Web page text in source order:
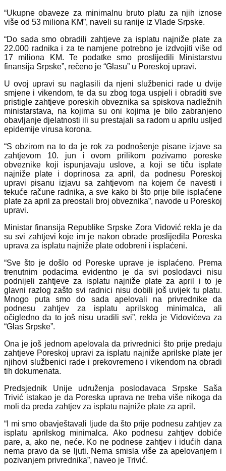
“Ukupne obaveze za minimalnu bruto platu za njih iznose
više od 53 miliona KM”, naveli su ranije iz Vlade Srpske.
“Do sada smo obradili zahtjeve za isplatu najniže plate za
22.000 radnika i za te namjene potrebno je izdvojiti više od
17 miliona KM. Te podatke smo proslijedili Ministarstvu
finansija Srpske”, rečeno je “Glasu” u Poreskoj upravi.
U ovoj upravi su naglasili da njeni službenici rade u dvije
smjene i vikendom, te da su zbog toga uspjeli i obraditi sve
pristigle zahtjeve poreskih obveznika sa spiskova nadležnih
ministarstava, na kojima su oni kojima je bilo zabranjeno
obavljanje djelatnosti ili su prestajali sa radom u aprilu usljed
epidemije virusa korona.
“S obzirom na to da je rok za podnošenje pisane izjave sa
zahtjevom 10. jun i ovom prilikom pozivamo poreske
obveznike koji ispunjavaju uslove, a koji se tiču isplate
najniže plate i doprinosa za april, da podnesu Poreskoj
upravi pisanu izjavu sa zahtjevom na kojem će navesti i
tekuće račune radnika, a sve kako bi što prije bile isplaćene
plate za april za preostali broj obveznika”, navode u Poreskoj
upravi.
Ministar finansija Republike Srpske Zora Vidović rekla je da
su svi zahtjevi koje im je nakon obrade proslijedila Poreska
uprava za isplatu najniže plate odobreni i isplaćeni.
“Sve što je došlo od Poreske uprave je isplaćeno. Prema
trenutnim podacima evidentno je da svi poslodavci nisu
podnijeli zahtjeve za isplatu najniže plate za april i to je
glavni razlog zašto svi radnici nisu dobili još uvijek tu platu.
Mnogo puta smo do sada apelovali na privrednike da
podnesu zahtjev za isplatu aprilskog minimalca, ali
očigledno da to još nisu uradili svi”, rekla je Vidovićeva za
“Glas Srpske”.
Ona je još jednom apelovala da privrednici što prije predaju
zahtjeve Poreskoj upravi za isplatu najniže aprilske plate jer
njihovi službenici rade i prekovremeno i vikendom na obradi
tih dokumenata.
Predsjednik Unije udruženja poslodavaca Srpske Saša
Trivić istakao je da Poreska uprava ne treba više nikoga da
moli da preda zahtjev za isplatu najniže plate za april.
“I mi smo obavještavali ljude da što prije podnesu zahtjev za
isplatu aprilskog minimalca. Ako podnesu zahtjev dobiće
pare, a, ako ne, neće. Ko ne podnese zahtjev i idućih dana
nema pravo da se ljuti. Nema smisla više za apelovanjem i
pozivanjem privrednika”, naveo je Trivić.